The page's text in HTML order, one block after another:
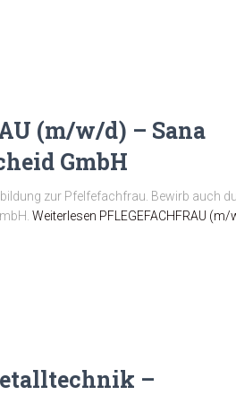
(m/w/d) – Sana
GmbH
zur Pfelfefachfrau. Bewirb auch
Weiterlesen PFLEGEFACHFRAU
–